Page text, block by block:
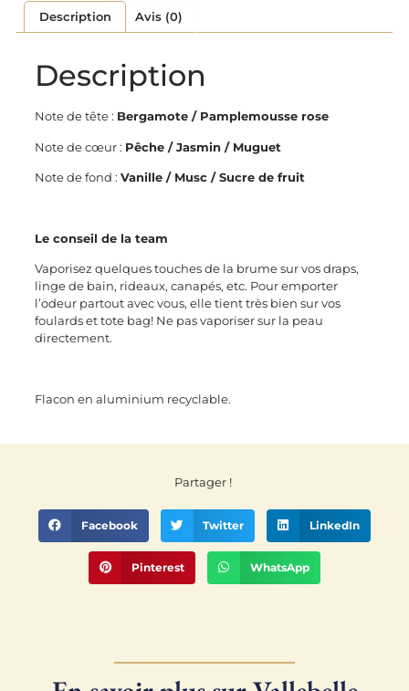
Description Avis (0)
Description
Note de tête : Bergamote / Pamplemousse rose
Note de cœur : Pêche / Jasmin / Muguet
Note de fond : Vanille / Musc / Sucre de fruit
Le conseil de la team
Vaporisez quelques touches de la brume sur vos draps,
linge de bain, rideaux, canapés, etc. Pour emporter
l’odeur partout avec vous, elle tient très bien sur vos
foulards et tote bag! Ne pas vaporiser sur la peau
directement.
Flacon en aluminium recyclable.
Partager !
Facebook Twitter LinkedIn
Pinterest WhatsApp